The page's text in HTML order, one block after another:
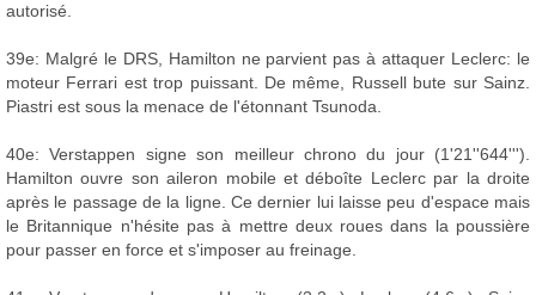
autorisé.
39e: Malgré le DRS, Hamilton ne parvient pas à attaquer Leclerc: le
moteur Ferrari est trop puissant. De même, Russell bute sur Sainz.
Piastri est sous la menace de l'étonnant Tsunoda.
40e: Verstappen signe son meilleur chrono du jour (1'21''644''').
Hamilton ouvre son aileron mobile et déboîte Leclerc par la droite
après le passage de la ligne. Ce dernier lui laisse peu d'espace mais
le Britannique n'hésite pas à mettre deux roues dans la poussière
pour passer en force et s'imposer au freinage.